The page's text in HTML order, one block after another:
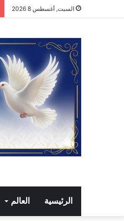
السبت, أغسطس 8 2026
الرئيسية العالم